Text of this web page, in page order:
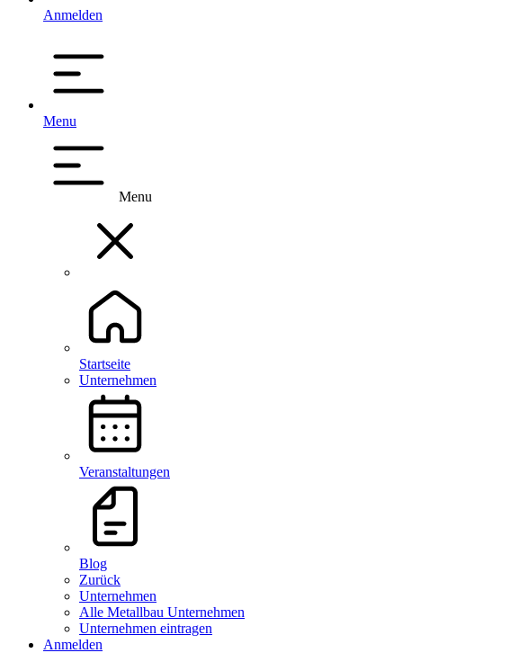
Anmelden
Menu
Menu
Startseite
Unternehmen
Veranstaltungen
Blog
Zurück
Unternehmen
Alle Metallbau Unternehmen
Unternehmen eintragen
Anmelden